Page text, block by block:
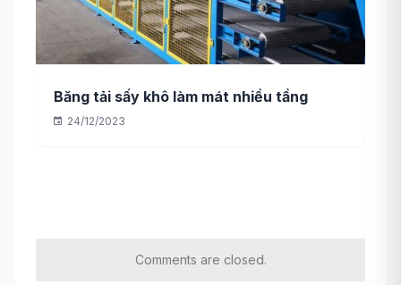
Băng tải sấy khô làm mát nhiều tầng
24/12/2023
Comments are closed.